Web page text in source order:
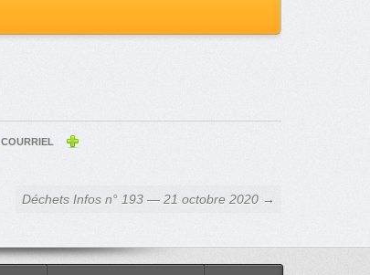
COURRIEL
Déchets Infos n° 193 — 21 octobre 2020 →